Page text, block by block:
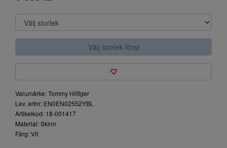
Välj storlek först
Varumärke: Tommy Hilfiger
Lev. artnr: EN0EN02552YBL
Artikelkod: 18-001417
Material: Skinn
Färg: Vit